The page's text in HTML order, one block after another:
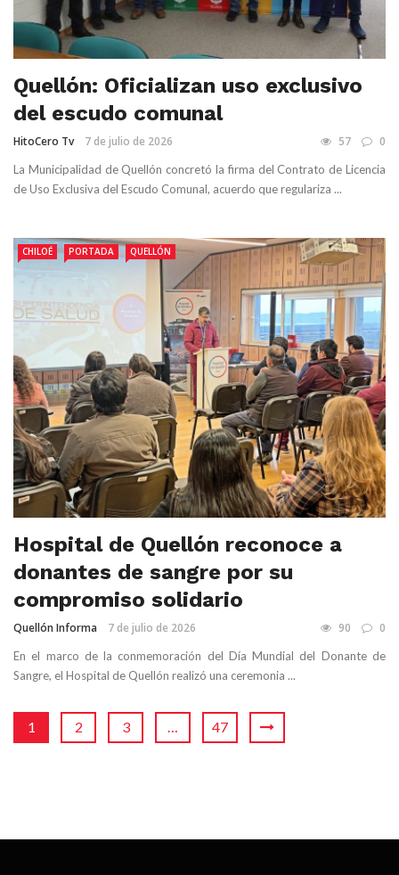
Quellón: Oficializan uso exclusivo
del escudo comunal
HitoCero Tv 7 de julio de 2026 57 0
La Municipalidad de Quellón concretó la firma del Contrato de Licencia
de Uso Exclusiva del Escudo Comunal, acuerdo que regulariza ...
CHILOÉ PORTADA QUELLÓN
Hospital de Quellón reconoce a
donantes de sangre por su
compromiso solidario
Quellón Informa 7 de julio de 2026 90 0
En el marco de la conmemoración del Día Mundial del Donante de
Sangre, el Hospital de Quellón realizó una ceremonia ...
1 2 3 47